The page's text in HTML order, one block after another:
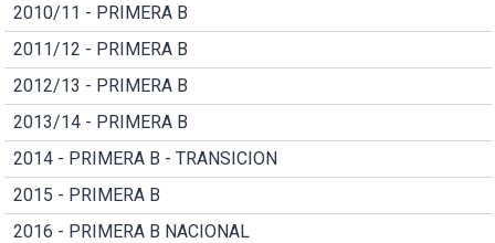
2010/11 - PRIMERA B
2011/12 - PRIMERA B
2012/13 - PRIMERA B
2013/14 - PRIMERA B
2014 - PRIMERA B - TRANSICION
2015 - PRIMERA B
2016 - PRIMERA B NACIONAL